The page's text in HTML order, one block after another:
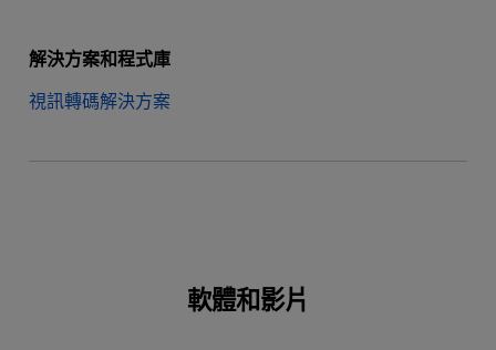
解決方案和程式庫
視訊轉碼解決方案
軟體和影片